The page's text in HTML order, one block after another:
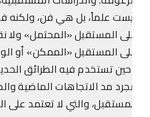
علماً، بل هي فن، ولكنه فن
المستقبل «المحتمل» ولا نقول
المستقبل «الممكن» أو
تستخدم فيه الطرائق الحديثة
مد الاتجاهات الماضية
والتي لا تعتمد على